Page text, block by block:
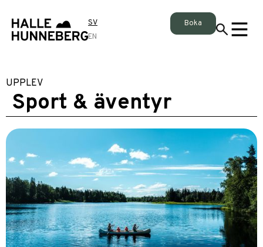
SV
EN
Boka
UPPLEV
Sport & äventyr